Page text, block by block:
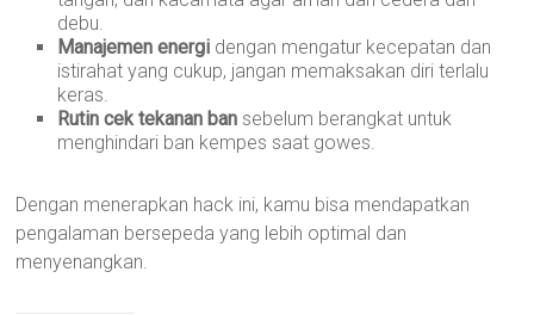
debu.
Manajemen energi dengan mengatur kecepatan dan
istirahat yang cukup, jangan memaksakan diri terlalu
keras.
Rutin cek tekanan ban sebelum berangkat untuk
menghindari ban kempes saat gowes.
Dengan menerapkan hack ini, kamu bisa mendapatkan
pengalaman bersepeda yang lebih optimal dan
menyenangkan.